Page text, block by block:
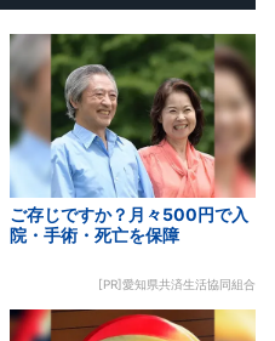
ご存じですか？月々500円で入
院・手術・死亡を保障
[PR]愛知県共済生活協同組合